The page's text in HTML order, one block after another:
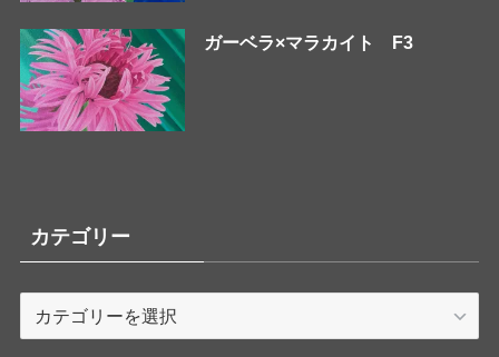
ガーベラ×マラカイト F3
カテゴリー